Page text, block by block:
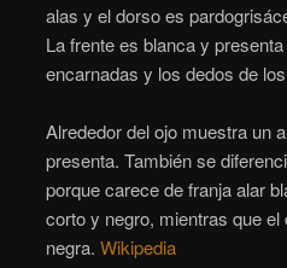
alas y el dorso es
La frente es blanca y
encarnadas y los dedos de
Alrededor del ojo muestra un
presenta. También se
porque carece de franja alar
corto y negro, mientras que
negra. Wikipedia